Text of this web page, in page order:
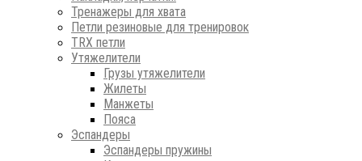
Тренажеры для хвата
Петли резиновые для тренировок
ТRХ петли
Утяжелители
Грузы утяжелители
Жилеты
Манжеты
Пояса
Эспандеры
Эспандеры пружины